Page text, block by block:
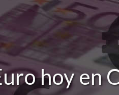
hoy en